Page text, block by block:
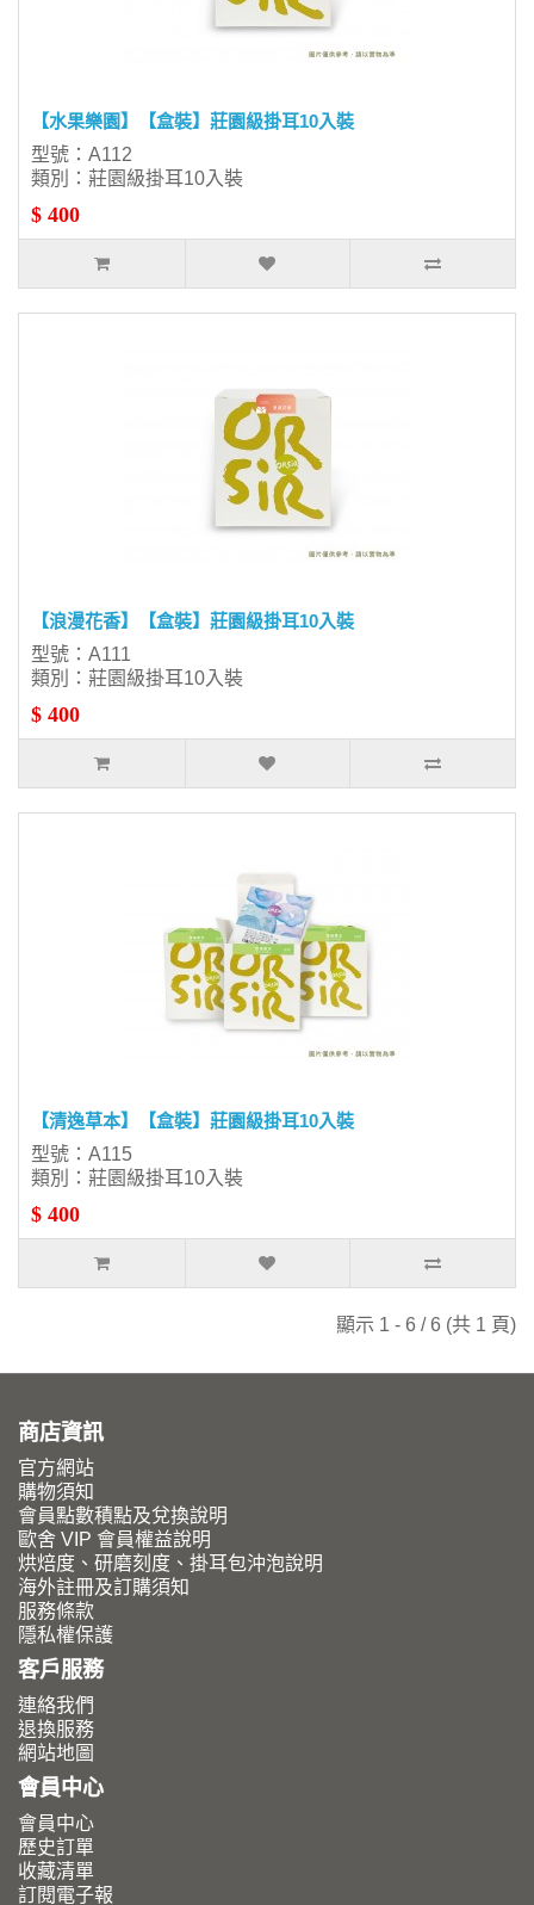
【水果樂園】【盒裝】莊園級掛耳10入裝
型號：A112
類別：莊園級掛耳10入裝
$ 400
【浪漫花香】【盒裝】莊園級掛耳10入裝
型號：A111
類別：莊園級掛耳10入裝
$ 400
【清逸草本】【盒裝】莊園級掛耳10入裝
型號：A115
類別：莊園級掛耳10入裝
$ 400
顯示 1 - 6 / 6 (共 1 頁)
商店資訊
官方網站
購物須知
會員點數積點及兌換說明
歐舍 VIP 會員權益說明
烘焙度、研磨刻度、掛耳包沖泡說明
海外註冊及訂購須知
服務條款
隱私權保護
客戶服務
連絡我們
退換服務
網站地圖
會員中心
會員中心
歷史訂單
收藏清單
訂閱電子報